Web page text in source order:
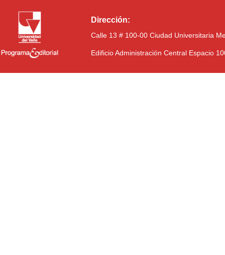
Dirección:
Calle 13 # 100-00 Ciudad Universitaria
Edificio Administración Central Espacio